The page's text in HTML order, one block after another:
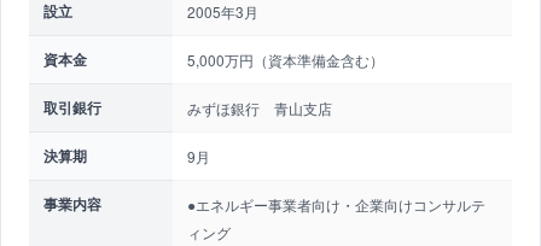
設立 2005年3月
資本金 5,000万円（資本準備金含む）
取引銀行 みずほ銀行 青山支店
決算期 9月
事業内容
●エネルギー事業者向け・企業向けコンサルテ
ィング